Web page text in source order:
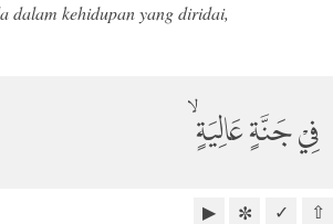
dalam kehidupan yang diridai,
فِيْ جَنَّةٍ عَالِيَةٍۙ
⇧
✓
✼
▶